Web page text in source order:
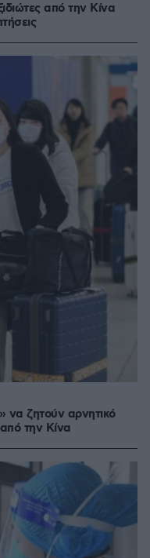
από την Κίνα
να ζητούν αρνητικό
την Κίνα